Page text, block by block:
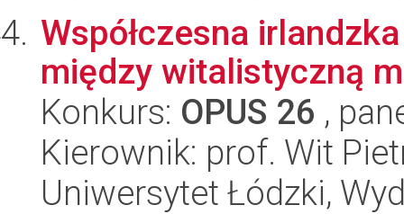
Współczesna
między witalistyczną
Konkurs: OPUS 26 ,
Kierownik: prof. Wit
Uniwersytet Łódzki,